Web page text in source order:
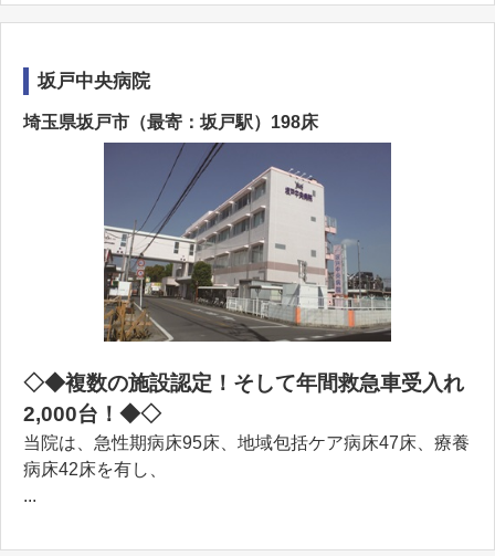
坂戸中央病院
埼玉県坂戸市（最寄：坂戸駅）198床
◇◆複数の施設認定！そして年間救急車受入れ
2,000台！◆◇
当院は、急性期病床95床、地域包括ケア病床47床、療養
病床42床を有し、
...